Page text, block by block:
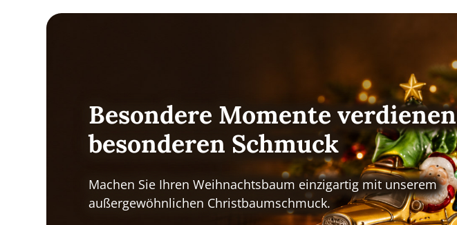
Besondere Momente verdienen
besonderen Schmuck
Machen Sie Ihren Weihnachtsbaum einzigartig mit unserem
außergewöhnlichen Christbaumschmuck.